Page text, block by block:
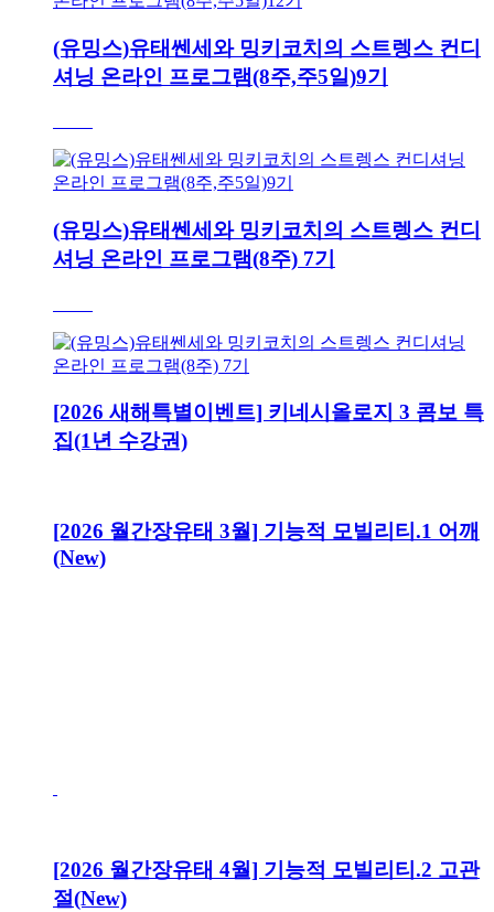
(유밍스)유태쎈세와 밍키코치의 스트렝스 컨디
셔닝 온라인 프로그램(8주,주5일)9기
(유밍스)유태쎈세와 밍키코치의 스트렝스 컨디
셔닝 온라인 프로그램(8주) 7기
[2026 새해특별이벤트] 키네시올로지 3 콤보 특
집(1년 수강권)
[2026 월간장유태 3월] 기능적 모빌리티.1 어깨
(New)
[2026 월간장유태 4월] 기능적 모빌리티.2 고관
절(New)